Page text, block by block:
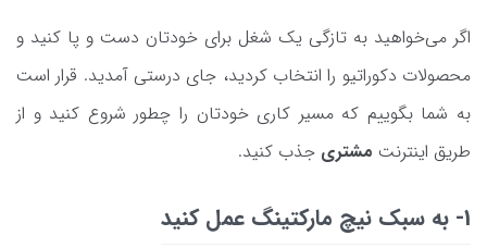
اگر می‌خواهید به تازگی یک شغل برای خودتان دست و پا کنید و
محصولات دکوراتیو را انتخاب کردید، جای درستی آمدید. قرار است
به شما بگوییم که مسیر کاری خودتان را چطور شروع کنید و از
طریق اینترنت مشتری جذب کنید.
1- به سبک نیچ مارکتینگ عمل کنید